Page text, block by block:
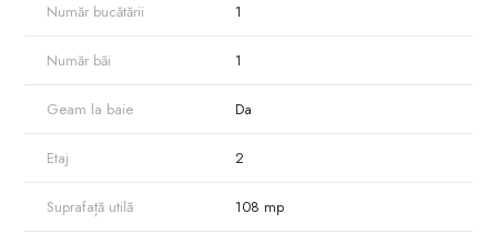
Număr bucătării 1
Număr băi 1
Geam la baie Da
Etaj 2
Suprafață utilă 108 mp